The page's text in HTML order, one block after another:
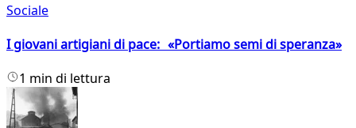
Sociale
I giovani artigiani di pace: «Portiamo semi di speranza»
1 min di lettura